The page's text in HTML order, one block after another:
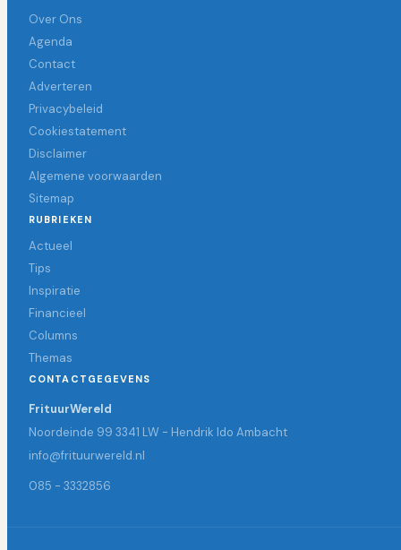
Over Ons
Agenda
Contact
Adverteren
Privacybeleid
Cookiestatement
Disclaimer
Algemene voorwaarden
Sitemap
RUBRIEKEN
Actueel
Tips
Inspiratie
Financieel
Columns
Themas
CONTACTGEGEVENS
FrituurWereld
Noordeinde 99 3341 LW - Hendrik Ido Ambacht
info@frituurwereld.nl
085 - 3332856